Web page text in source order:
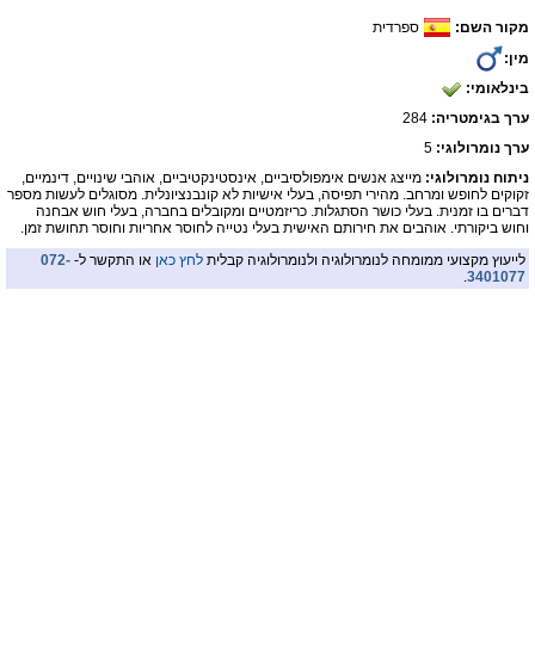
פייסבוק
מקור השם:
ספרדית
מין:
בינלאומי:
ערך בגימטריה:
ערך נומרולוגי: 5
ניתוח נומרולוגי: מייצג אנשים אימפולסיביים, אינסטינקטיביים, אוהבי שינויים, דינמיים,
זקוקים לחופש ומרחב. מהירי תפיסה, בעלי אישיות לא קונבנציונלית. מסוגלים לעשות מספר
דברים בו זמנית. בעלי כושר הסתגלות. כריזמטיים ומקובלים בחברה, בעלי חוש אבחנה
וחוש ביקורתי. אוהבים את חירותם האישית בעלי נטייה לחוסר אחריות וחוסר תחושת זמן.
לייעוץ מקצועי ממומחה לנומרולוגיה ולנומרולוגיה קבלית לחץ כאן או התקשר ל- 072-
3401077
.